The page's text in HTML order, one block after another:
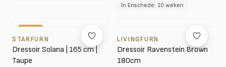
In Enschede: 10 weken
STARFURN
Dressoir Solana | 165 cm |
Taupe
LIVINGFURN
Dressoir Ravenstein Brown
180cm